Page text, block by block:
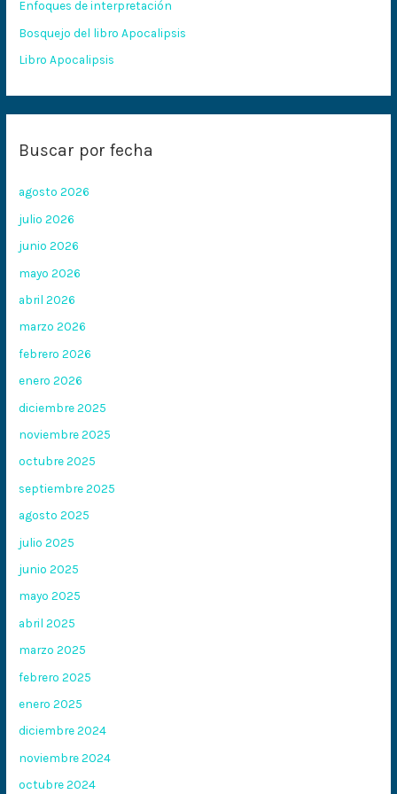
r
:
Enfoques de interpretación
Bosquejo del libro Apocalipsis
Libro Apocalipsis
Buscar por fecha
agosto 2026
julio 2026
junio 2026
mayo 2026
abril 2026
marzo 2026
febrero 2026
enero 2026
diciembre 2025
noviembre 2025
octubre 2025
septiembre 2025
agosto 2025
julio 2025
junio 2025
mayo 2025
abril 2025
marzo 2025
febrero 2025
enero 2025
diciembre 2024
noviembre 2024
octubre 2024